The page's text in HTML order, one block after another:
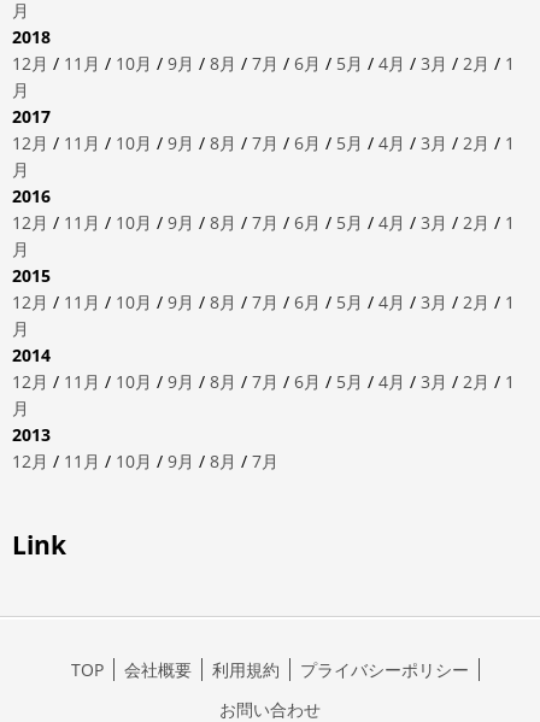
月
2018
12月 / 11月 / 10月 / 9月 / 8月 / 7月 / 6月 / 5月 / 4月 / 3月 / 2月 / 1
月
2017
12月 / 11月 / 10月 / 9月 / 8月 / 7月 / 6月 / 5月 / 4月 / 3月 / 2月 / 1
月
2016
12月 / 11月 / 10月 / 9月 / 8月 / 7月 / 6月 / 5月 / 4月 / 3月 / 2月 / 1
月
2015
12月 / 11月 / 10月 / 9月 / 8月 / 7月 / 6月 / 5月 / 4月 / 3月 / 2月 / 1
月
2014
12月 / 11月 / 10月 / 9月 / 8月 / 7月 / 6月 / 5月 / 4月 / 3月 / 2月 / 1
月
2013
12月 / 11月 / 10月 / 9月 / 8月 / 7月
Link
TOP 会社概要 利用規約
プライバシーポリシー
お問い合わせ